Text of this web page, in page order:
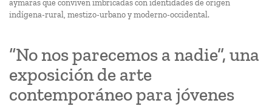
aymaras que conviven imbricadas con identidades de origen
indígena-rural, mestizo-urbano y moderno-occidental.
“No nos parecemos a nadie”, una
exposición de arte
contemporáneo para jóvenes